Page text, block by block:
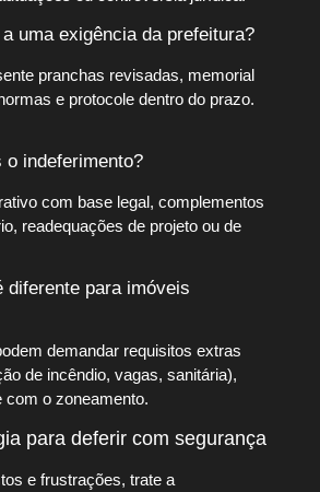
uma exigência da prefeitura?
pranchas revisadas, memorial
e protocole dentro do prazo.
o indeferimento?
com base legal, complementos
readequações de projeto ou de
diferente para imóveis
demandar requisitos extras
de incêndio, vagas, sanitária),
com o zoneamento.
para deferir com segurança
e frustrações, trate a